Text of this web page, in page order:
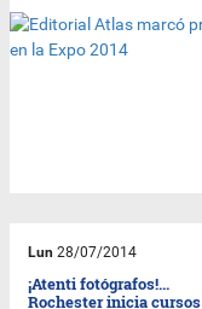
Lun 28/07/2014
¡Atenti fotógrafos!...
Rochester inicia cursos